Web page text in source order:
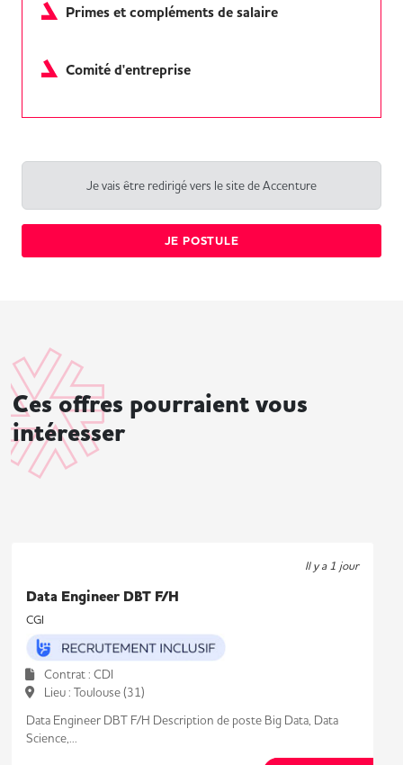
Primes et compléments de salaire
Comité d'entreprise
Je vais être redirigé vers le site de Accenture
JE POSTULE
Ces offres pourraient vous
intéresser
Il y a 1 jour
Data Engineer DBT F/H
CGI
Contrat : CDI
Lieu : Toulouse (31)
Data Engineer DBT F/H Description de poste Big Data, Data
Science,...